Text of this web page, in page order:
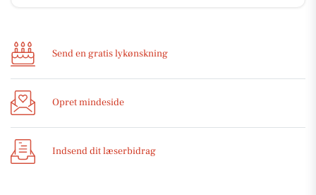
Send en gratis lykønskning
Opret mindeside
Indsend dit læserbidrag